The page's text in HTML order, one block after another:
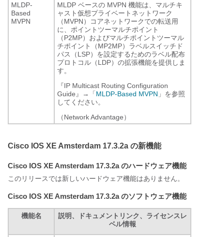
MLDP-
Based
MVPN
MLDP ベースの MVPN 機能は、マルチキ
ャスト仮想プライベートネットワーク
（MVPN）コアネットワークでの転送用
に、ポイントツーマルチポイント
（P2MP）およびマルチポイントツーマル
チポイント（MP2MP）ラベルスイッチド
パス（LSP）を設定するためのラベル配布
プロトコル（LDP）の拡張機能を提供しま
す。
『IP Multicast Routing Configuration
Guide』→「MLDP-Based MVPN 」を参照
してください。
（Network Advantage）
Cisco IOS XE Amsterdam 17.3.2a の新機能
Cisco IOS XE Amsterdam 17.3.2a のハードウェア機能
このリリースでは新しいハードウェア機能はありません。
Cisco IOS XE Amsterdam 17.3.2a のソフトウェア機能
機能名
説明、ドキュメントリンク、ライセンスレ
ベル情報